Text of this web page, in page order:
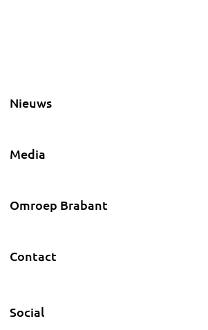
Nieuws
Media
Omroep Brabant
Contact
Social